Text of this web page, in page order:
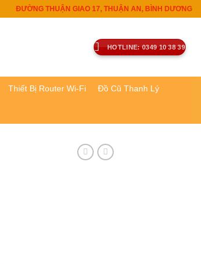
ĐƯỜNG THUẬN GIAO 17, THUẬN AN, BÌNH DƯƠNG
HOTLINE: 0349 10 38 39
Thiết Bị Router Wi-Fi Đồ Cũ Thanh Lý